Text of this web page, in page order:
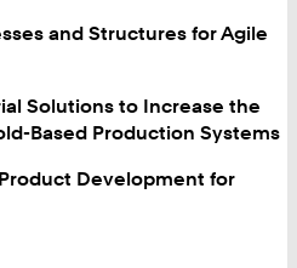
and Structures for Agile
Solutions to Increase the
Based Production Systems
Product Development for